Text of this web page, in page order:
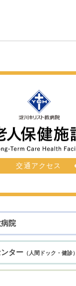
交通アクセス
院
ター （人間ドック・健診）